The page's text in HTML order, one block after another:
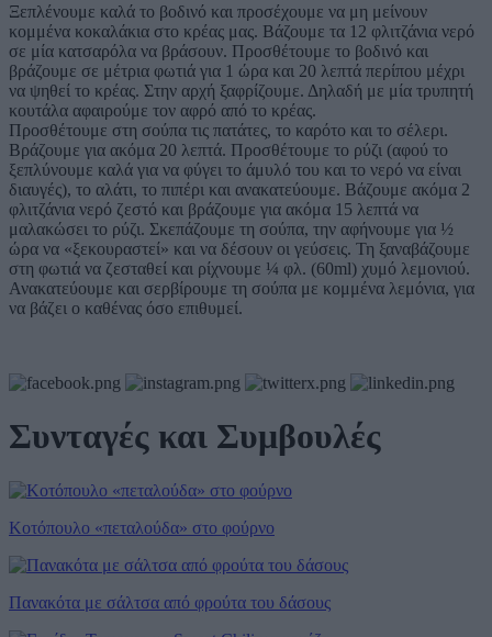
Ξεπλένουμε καλά το βοδινό και προσέχουμε να μη μείνουν
κομμένα κοκαλάκια στο κρέας μας. Βάζουμε τα 12 φλιτζάνια νερό
σε μία κατσαρόλα να βράσουν. Προσθέτουμε το βοδινό και
βράζουμε σε μέτρια φωτιά για 1 ώρα και 20 λεπτά περίπου μέχρι
να ψηθεί το κρέας. Στην αρχή ξαφρίζουμε. Δηλαδή με μία τρυπητή
κουτάλα αφαιρούμε τον αφρό από το κρέας.
Προσθέτουμε στη σούπα τις πατάτες, το καρότο και το σέλερι.
Βράζουμε για ακόμα 20 λεπτά. Προσθέτουμε το ρύζι (αφού το
ξεπλύνουμε καλά για να φύγει το άμυλό του και το νερό να είναι
διαυγές), το αλάτι, το πιπέρι και ανακατεύουμε. Βάζουμε ακόμα 2
φλιτζάνια νερό ζεστό και βράζουμε για ακόμα 15 λεπτά να
μαλακώσει το ρύζι. Σκεπάζουμε τη σούπα, την αφήνουμε για ½
ώρα να «ξεκουραστεί» και να δέσουν οι γεύσεις. Τη ξαναβάζουμε
στη φωτιά να ζεσταθεί και ρίχνουμε ¼ φλ. (60ml) χυμό λεμονιού.
Ανακατεύουμε και σερβίρουμε τη σούπα με κομμένα λεμόνια, για
να βάζει ο καθένας όσο επιθυμεί.
Συνταγές και Συμβουλές
Κοτόπουλο «πεταλούδα» στο φούρνο
Πανακότα με σάλτσα από φρούτα του δάσους